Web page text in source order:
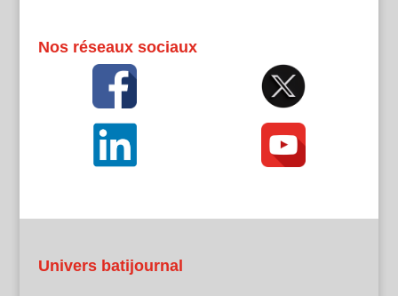
Nos réseaux sociaux
Univers batijournal